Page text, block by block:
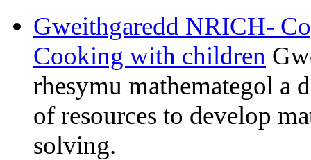
Gweithgaredd NRICH-
Cooking with children
rhesymu mathemategol a
of resources to develop
solving.